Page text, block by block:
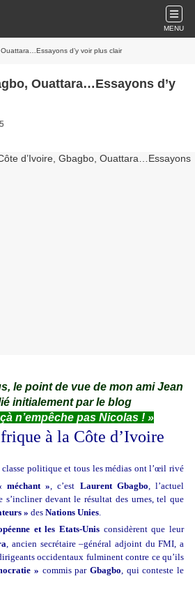
MENU
d’y voir plus clair
Ouattara…Essayons d’y
le point de vue de mon ami Jean
initialement par le blog
n’empêche pas Nicolas ! »
à la Côte d’Ivoire
politique et tous les médias ont l’œil rivé
méchant », c’est Laurent Gbagbo, l’actuel
s’incliner devant le résultat des urnes, tel que
» des Nations Unies.
et les Etats-Unisconsidèrent que leur
, ancien secrétaire –général adjoint du FMI, a
occidentaux fulminent contre ce qu’ils
» commis parGbagbo, qui conteste le